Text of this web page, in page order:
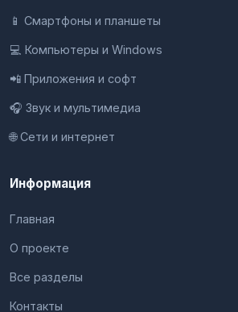
📱 Смартфоны и планшеты
💻 Компьютеры и Windows
📲 Приложения и софт
🎧 Звук и мультимедиа
🌐 Сети и интернет
Информация
Главная
О проекте
Все разделы
Контакты